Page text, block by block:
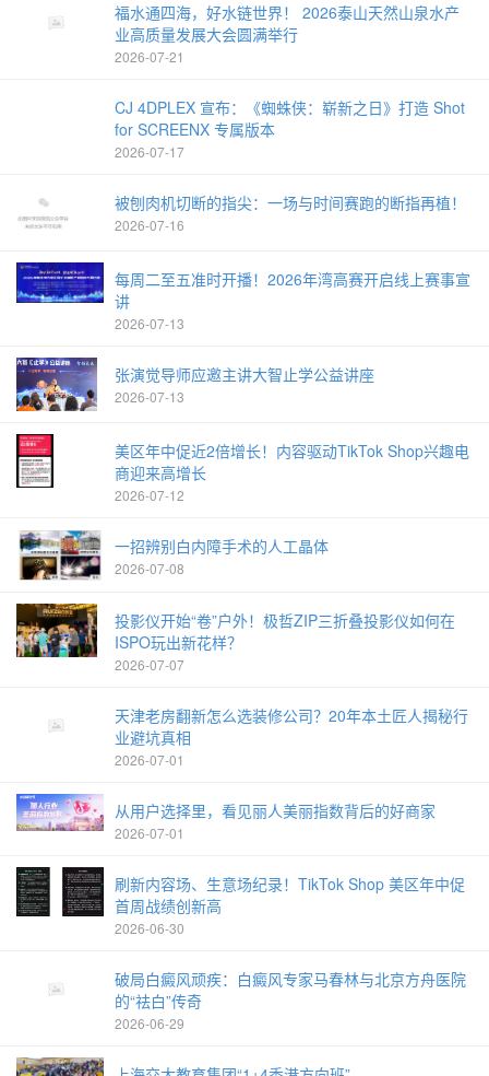
福水通四海，好水链世界！ 2026泰山天然山泉水产
业高质量发展大会圆满举行
2026-07-21
CJ 4DPLEX 宣布：《蜘蛛侠：崭新之日》打造 Shot
for SCREENX 专属版本
2026-07-17
被刨肉机切断的指尖：一场与时间赛跑的断指再植！
2026-07-16
每周二至五准时开播！2026年湾高赛开启线上赛事宣
讲
2026-07-13
张演觉导师应邀主讲大智止学公益讲座
2026-07-13
美区年中促近2倍增长！内容驱动TikTok Shop兴趣电
商迎来高增长
2026-07-12
一招辨别白内障手术的人工晶体
2026-07-08
投影仪开始“卷”户外！极哲ZIP三折叠投影仪如何在
ISPO玩出新花样？
2026-07-07
天津老房翻新怎么选装修公司？20年本土匠人揭秘行
业避坑真相
2026-07-01
从用户选择里，看见丽人美丽指数背后的好商家
2026-07-01
刷新内容场、生意场纪录！TikTok Shop 美区年中促
首周战绩创新高
2026-06-30
破局白癜风顽疾：白癜风专家马春林与北京方舟医院
的“祛白”传奇
2026-06-29